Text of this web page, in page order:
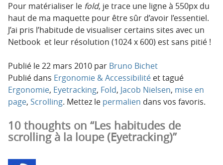
Pour matérialiser le fold, je trace une ligne à 550px du
haut de ma maquette pour être sûr d’avoir l’essentiel.
J’ai pris l’habitude de visualiser certains sites avec un
Netbook et leur résolution (1024 x 600) est sans pitié !
Publié le22 mars 2010 par Bruno Bichet
Publié dans Ergonomie & Accessibilité et tagué
Ergonomie, Eyetracking, Fold, Jacob Nielsen, mise en
page, Scrolling. Mettez le permalien dans vos favoris.
10 thoughts on “Les habitudes de
scrolling à la loupe (Eyetracking)”